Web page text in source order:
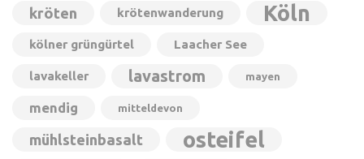
kröten krötenwanderung Köln
kölner grüngürtel Laacher See
lavakeller lavastrom mayen
mendig mitteldevon
mühlsteinbasalt osteifel